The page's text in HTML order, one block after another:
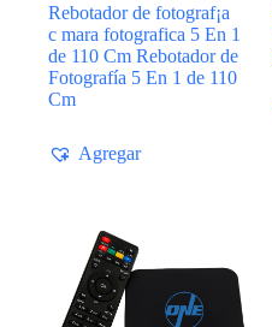
Rebotador de fotograf¡a
c mara fotografica 5 En 1
de 110 Cm Rebotador de
Fotografía 5 En 1 de 110
Cm
Agregar